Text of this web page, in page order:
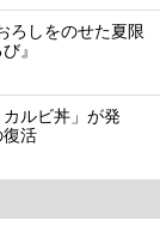
ろしをのせた夏限
』
カルビ丼」が発
復活